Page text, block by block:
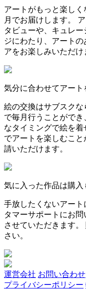
アートがもっと楽し
月でお届けします。
タビューや、キュレ
ジにわたり、アート
アをお楽しみいただけ
気分に合わせてアート
絵の交換はサブスク
で毎月行うことがで
なタイミングで絵を
でアートを楽しむこ
請いただけます。
気に入った作品は購入
手放したくないアー
タマーサポートにお
させていただきます
さい。
運営会社 お問い合わせ
プライバシーポリシー